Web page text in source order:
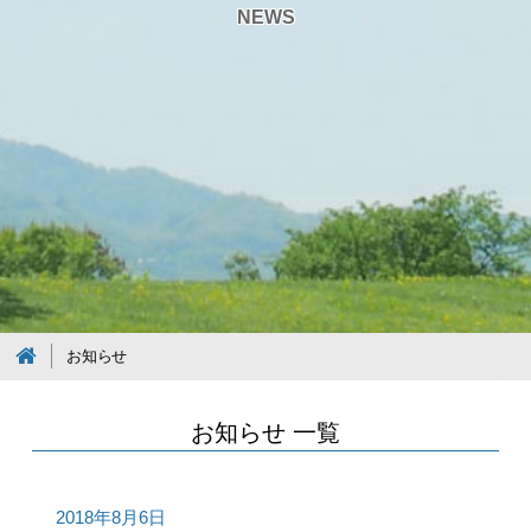
NEWS
お知らせ
お知らせ 一覧
2018年8月6日